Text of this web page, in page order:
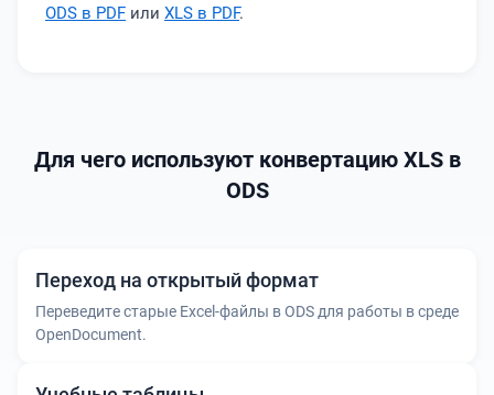
ODS в PDF или XLS в PDF.
Для чего используют конвертацию XLS в
ODS
Переход на открытый формат
Переведите старые Excel-файлы в ODS для работы в среде
OpenDocument.